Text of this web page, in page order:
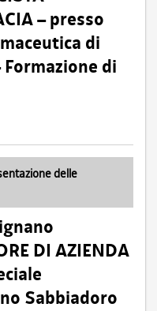
– presso
di
di
delle
DI AZIENDA
Sabbiadoro